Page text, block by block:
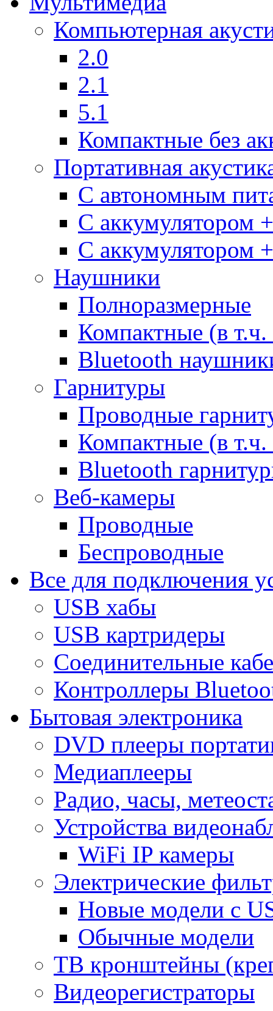
Компьютерная
2.0
2.1
5.1
Компактные без
Портативная
С автономным
С аккумулятором
С аккумулятором
Наушники
Полноразмерные
Компактные (в т.ч.
Bluetooth
Гарнитуры
Проводные
Компактные (в т.ч.
Bluetooth
Веб-камеры
Проводные
Беспроводные
Все для подключения
USB хабы
USB картридеры
Соединительные
Контроллеры
Бытовая электроника
DVD плееры
Медиаплееры
Радио, часы,
Устройства
WiFi IP камеры
Электрические
Новые модели с
Обычные модели
ТВ кронштейны
Видеорегистраторы